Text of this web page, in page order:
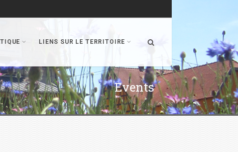
LIENS SUR LE TERRITOIRE
Events